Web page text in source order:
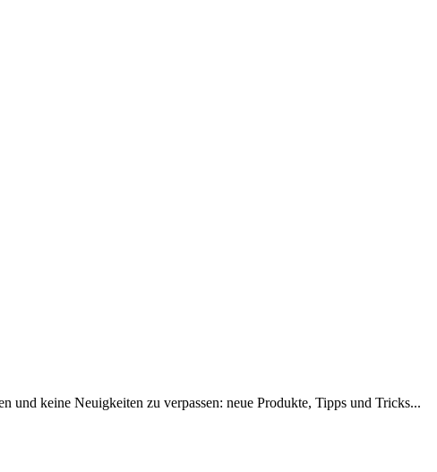
und keine Neuigkeiten zu verpassen: neue Produkte, Tipps und Tricks...